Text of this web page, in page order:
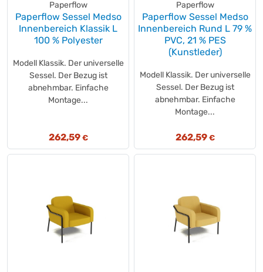
Paperflow
Paperflow Sessel Medso
Innenbereich Klassik L
100 % Polyester
Modell Klassik. Der universelle
Sessel. Der Bezug ist
abnehmbar. Einfache
Montage...
262,59€
Paperflow
Paperflow Sessel Medso
Innenbereich Rund L 79 %
PVC, 21 % PES
(Kunstleder)
Modell Klassik. Der universelle
Sessel. Der Bezug ist
abnehmbar. Einfache
Montage...
262,59€